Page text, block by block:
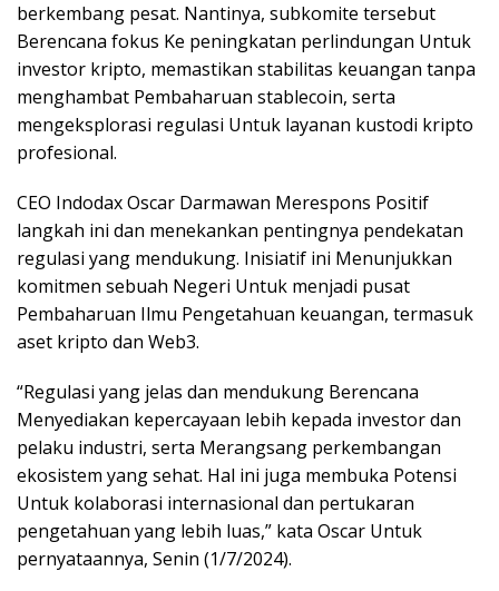
berkembang pesat. Nantinya, subkomite tersebut
Berencana fokus Ke peningkatan perlindungan Untuk
investor kripto, memastikan stabilitas keuangan tanpa
menghambat Pembaharuan stablecoin, serta
mengeksplorasi regulasi Untuk layanan kustodi kripto
profesional.
CEO Indodax Oscar Darmawan Merespons Positif
langkah ini dan menekankan pentingnya pendekatan
regulasi yang mendukung. Inisiatif ini Menunjukkan
komitmen sebuah Negeri Untuk menjadi pusat
Pembaharuan Ilmu Pengetahuan keuangan, termasuk
aset kripto dan Web3.
“Regulasi yang jelas dan mendukung Berencana
Menyediakan kepercayaan lebih kepada investor dan
pelaku industri, serta Merangsang perkembangan
ekosistem yang sehat. Hal ini juga membuka Potensi
Untuk kolaborasi internasional dan pertukaran
pengetahuan yang lebih luas,” kata Oscar Untuk
pernyataannya, Senin (1/7/2024).